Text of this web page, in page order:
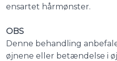
ensartet hårmønster.
OBS
Denne behandling
øjnene eller betændelse i